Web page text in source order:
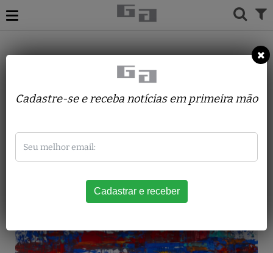
ANA AUGUSTA SILVEIRA
Sem Título
Cadastre-se e receba notícias em primeira mão